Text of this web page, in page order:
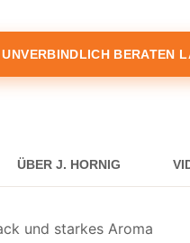
BERATEN
ÜBER J. HORNIG
und starkes Aroma